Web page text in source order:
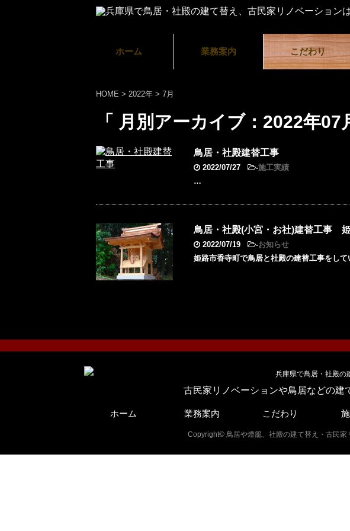
ホーム 業務案内 こだわり
HOME > 2022年 > 7月
「 月別アーカイブ：2022年07
鳥居・社殿建替工事
2022/07/27 -施工実績
…
鳥居・社殿(小宮・お社)建替工事
2022/07/19 -お知らせ
姫路市香寺町で鳥居と社殿の建替工事をし
古民家リノベーションや鳥居などの建
ホーム 業務案内 こだわり
Copyright© 鳥居や燈籠、社殿の建て替え・古民